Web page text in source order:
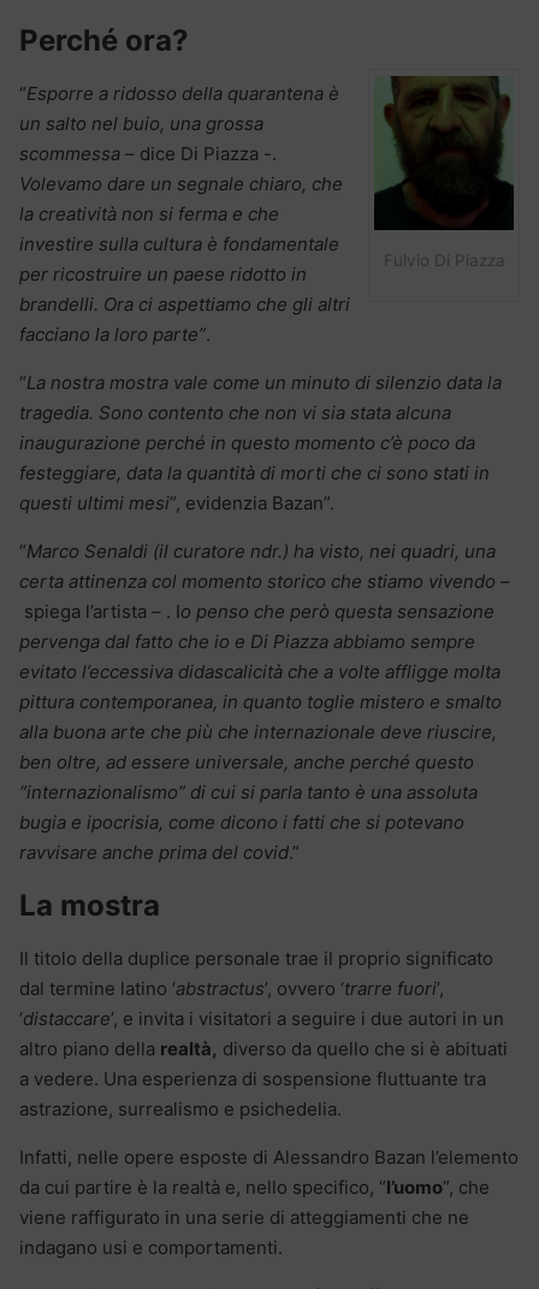
Perché ora?
Fulvio Di Piazza
“Esporre a ridosso della quarantena è
un salto nel buio, una grossa
scommessa – dice Di Piazza -.
Volevamo dare un segnale chiaro, che
la creatività non si ferma e che
investire sulla cultura è fondamentale
per ricostruire un paese ridotto in
brandelli. Ora ci aspettiamo che gli altri
facciano la loro parte”.
“La nostra mostra vale come un minuto di silenzio data la
tragedia. Sono contento che non vi sia stata alcuna
inaugurazione perché in questo momento c’è poco da
festeggiare, data la quantità di morti che ci sono stati in
questi ultimi mesi”, evidenzia Bazan”.
“Marco Senaldi (il curatore ndr.) ha visto, nei quadri, una
certa attinenza col momento storico che stiamo vivendo –
spiega l’artista – . Io penso che però questa sensazione
pervenga dal fatto che io e Di Piazza abbiamo sempre
evitato l’eccessiva didascalicità che a volte affligge molta
pittura contemporanea, in quanto toglie mistero e smalto
alla buona arte che più che internazionale deve riuscire,
ben oltre, ad essere universale, anche perché questo
“internazionalismo” di cui si parla tanto è una assoluta
bugia e ipocrisia, come dicono i fatti che si potevano
ravvisare anche prima del covid.”
La mostra
Il titolo della duplice personale trae il proprio significato
dal termine latino ‘abstractus’, ovvero ‘trarre fuori’,
‘distaccare’, e invita i visitatori a seguire i due autori in un
altro piano della realtà, diverso da quello che si è abituati
a vedere. Una esperienza di sospensione fluttuante tra
astrazione, surrealismo e psichedelia.
Infatti, nelle opere esposte di Alessandro Bazan l’elemento
da cui partire è la realtà e, nello specifico, “l’uomo”, che
viene raffigurato in una serie di atteggiamenti che ne
indagano usi e comportamenti.